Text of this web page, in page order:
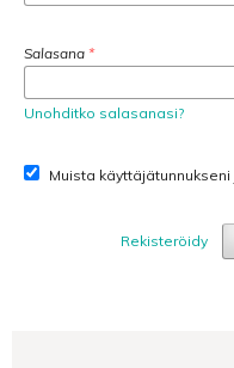
Salasana *
Unohditko salasanasi?
Muista
Rekisteröidy